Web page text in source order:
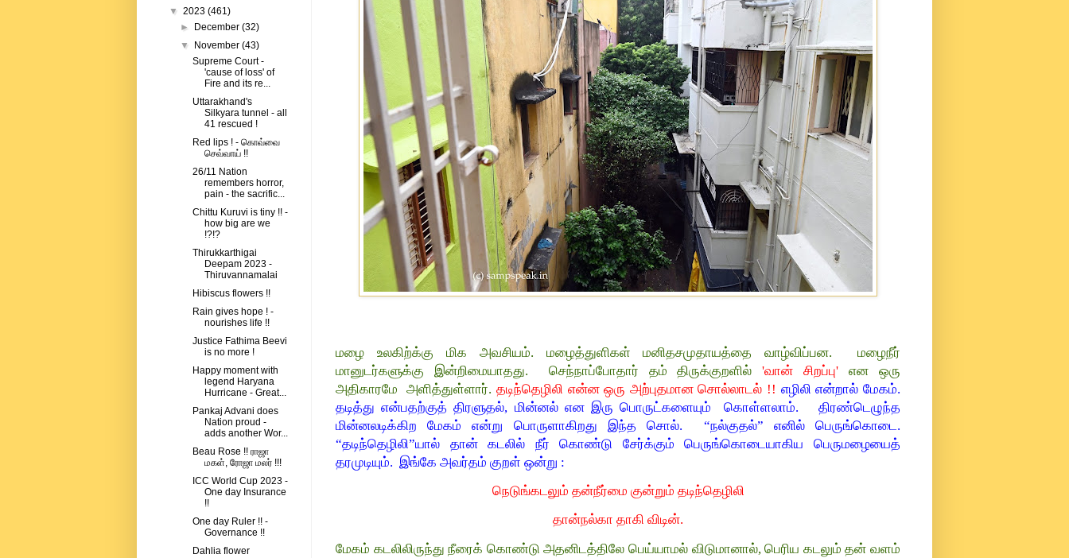
மழை உலகிற்க்கு மிக அவசியம். மழைத்துளிகள் மனிதசமுதாயத்தை வாழ்விப்பன. மழைநீர்
மானுடர்களுக்கு இன்றிமையாதது. செந்நாப்போதார் தம் திருக்குறளில்'வான் சிறப்பு' என ஒரு
அதிகாரமே அளித்துள்ளார். தடிந்தெழிலி என்ன ஒரு அற்புதமான சொல்லாடல் !! எழிலி என்றால் மேகம்.
தடித்து என்பதற்குத் திரளுதல், மின்னல் என இரு பொருட்களையும் கொள்ளலாம். திரண்டெழுந்த
மின்னலடிக்கிற மேகம் என்று பொருளாகிறது இந்த சொல். “நல்குதல்” எனில் பெருங்கொடை.
“தடிந்தெழிலி”யால் தான் கடலில் நீர் கொண்டு சேர்க்கும் பெருங்கொடையாகிய பெருமழையைத்
தரமுடியும். இங்கே அவர்தம் குறள் ஒன்று :
நெடுங்கடலும் தன்நீர்மை குன்றும் தடிந்தெழிலி
தான்நல்கா தாகி விடின்.
மேகம் கடலிலிருந்து நீரைக் கொண்டு அதனிடத்திலே பெய்யாமல் விடுமானால், பெரிய கடலும் தன் வளம்
▼ 2023 (461)
►
December(32)
▼
November(43)
Supreme Court -
'cause of loss' of
Fire and its re...
Uttarakhand's
Silkyara tunnel - all
41 rescued !
Red lips ! - கொவ்வை
செவ்வாய் !!
26/11 Nation
remembers horror,
pain - the sacrific...
Chittu Kuruvi is tiny !! -
how big are we
!?!?
Thirukkarthigai
Deepam 2023 -
Thiruvannamalai
Hibiscus flowers !!
Rain gives hope ! -
nourishes life !!
Justice Fathima Beevi
is no more !
Happy moment with
legend Haryana
Hurricane - Great...
Pankaj Advani does
Nation proud -
adds another Wor...
Beau Rose !! ராஜா
மகள், ரோஜா மலர் !!!
ICC World Cup 2023 -
One day Insurance
!!
One day Ruler !! -
Governance !!
Dahlia flower